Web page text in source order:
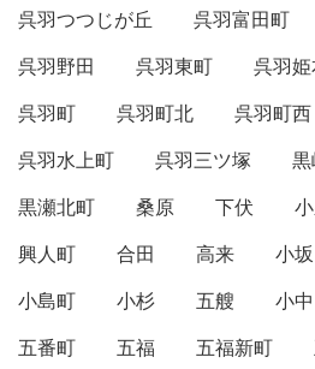
呉羽つつじが丘
呉羽富田町
呉羽野田
呉羽東町 呉羽
呉羽町
呉羽町北 呉羽町西
呉羽水上町
呉羽三ツ塚
黒瀬北町
桑原 下伏
興人町
合田 高来 小坂
小島町
小杉 五艘 小中
五番町
五福 五福新町